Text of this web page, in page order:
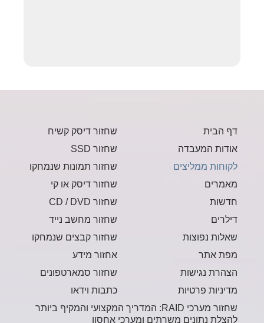
דף הבית
אודות המעבדה
לקוחות ממליצים
מאמרים
חדשות
דילרים
שאלות נפוצות
מפת אתר
הצהרת נגישות
מדיניות פרטיות
שחזור דיסק קשיח
שחזור SSD
שחזור תמונות שנמחקו
שחזור דיסק או קי
שחזור CD / DVD
שחזור מחשב נייד
שחזור קבצים שנמחקו
אחזור מידע
שחזור סמארטפונים
כתבות וידאו
שחזור מערכי RAID: המדריך המקצועי והמקיף ביותר
להצלת נתונים משרתים ומערכי אחסון